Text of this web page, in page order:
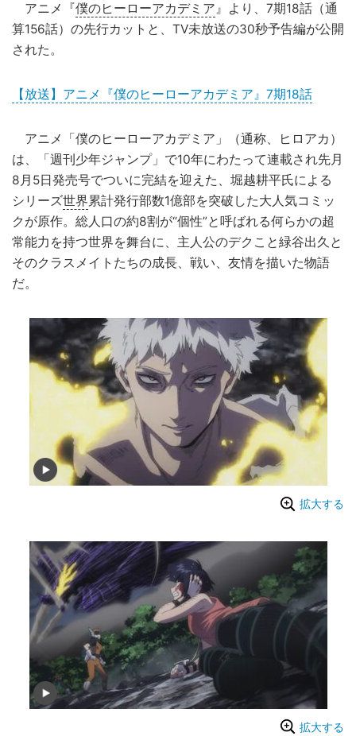
アニメ『僕のヒーローアカデミア』より、7期18話（通
算156話）の先行カットと、TV未放送の30秒予告編が公開
された。
【放送】アニメ『僕のヒーローアカデミア』7期18話
アニメ「僕のヒーローアカデミア」（通称、ヒロアカ）
は、「週刊少年ジャンプ」で10年にわたって連載され先月
8月5日発売号でついに完結を迎えた、堀越耕平氏による
シリーズ世界累計発行部数1億部を突破した大人気コミッ
クが原作。総人口の約8割が“個性”と呼ばれる何らかの超
常能力を持つ世界を舞台に、主人公のデクこと緑谷出久と
そのクラスメイトたちの成長、戦い、友情を描いた物語
だ。
拡大する
拡大する